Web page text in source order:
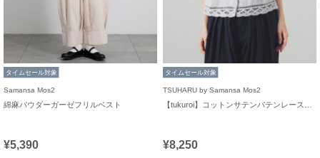
タイムセール対象
Samansa Mos2
綿麻パウダーガーゼフリルベスト
¥5,390
タイムセール対象
TSUHARU by Samansa Mos2
¥8,250